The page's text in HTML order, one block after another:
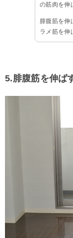
の筋肉を伸
腓腹筋を伸
ラメ筋を伸
5.腓腹筋を伸ば